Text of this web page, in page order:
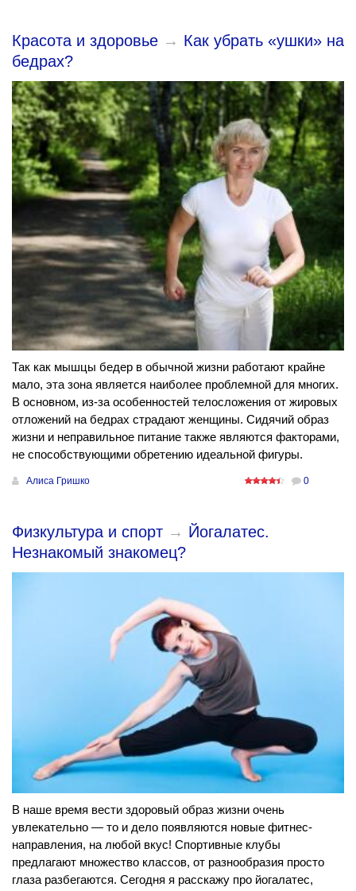
Красота и здоровье → Как убрать «ушки» на
бедрах?
Так как мышцы бедер в обычной жизни работают крайне
мало, эта зона является наиболее проблемной для многих.
В основном, из-за особенностей телосложения от жировых
отложений на бедрах страдают женщины. Сидячий образ
жизни и неправильное питание также являются факторами,
не способствующими обретению идеальной фигуры.
Алиса Гришко 0
Физкультура и спорт → Йогалатес.
Незнакомый знакомец?
В наше время вести здоровый образ жизни очень
увлекательно — то и дело появляются новые фитнес-
направления, на любой вкус! Спортивные клубы
предлагают множество классов, от разнообразия просто
глаза разбегаются. Сегодня я расскажу про йогалатес,